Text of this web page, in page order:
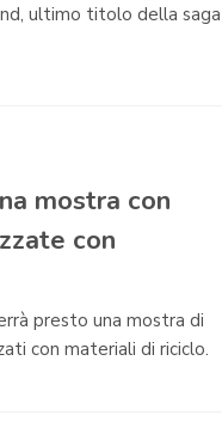
ultimo titolo della saga
mostra con
con
presto una mostra di
con materiali di riciclo.